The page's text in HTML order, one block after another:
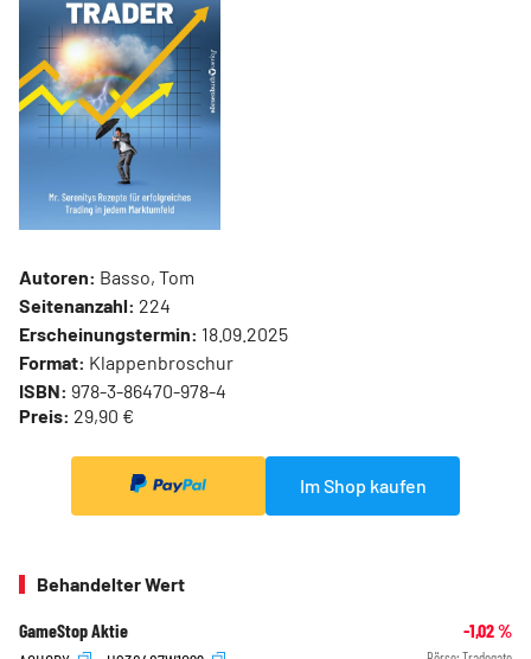
Autoren: Basso, Tom
Seitenanzahl: 224
Erscheinungstermin: 18.09.2025
Format: Klappenbroschur
ISBN: 978-3-86470-978-4
Preis: 29,90 €
Im Shop kaufen
Behandelter Wert
GameStop Aktie -1,02%